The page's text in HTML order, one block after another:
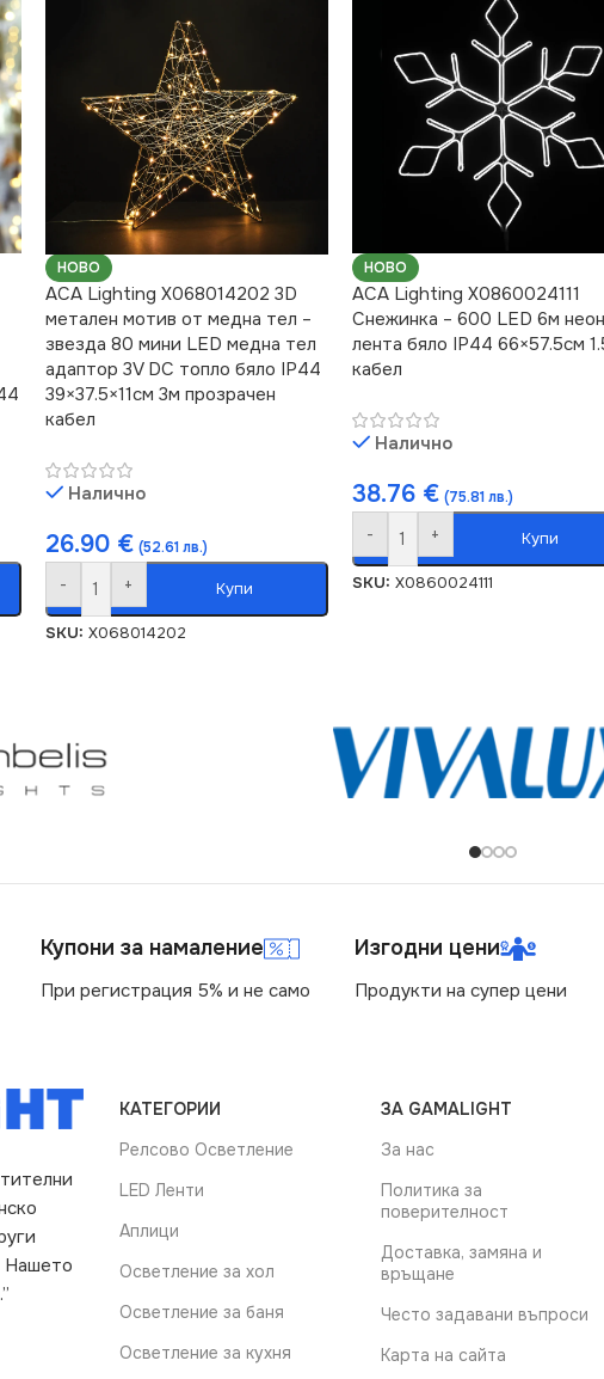
НОВО
ACA Lighting X068014202 3D
метален мотив от медна тел –
звезда 80 мини LED медна тел
адаптор 3V DC топло бяло IP44
39×37.5×11см 3м прозрачен
кабел
Налично
26.90 € (52.61 лв.)
- + Купи
SKU: X068014202
НОВО
ACA Lighting X0860024111
Снежинка – 600 LED 6м неон
лента бяло IP44 66×57.5см
кабел
Налично
38.76 € (75.81 лв.)
- + Купи
SKU: X0860024111
Купони за намаление
При регистрация 5% и не само
Изгодни цени
Продукти на супер цени
Нашето
КАТЕГОРИИ
Релсово Осветление
LED Ленти
Аплици
Осветление за хол
Осветление за баня
Осветление за кухня
ЗА GAMALIGHT
За нас
Политика за
поверителност
Доставка, замяна и
връщане
Често задавани въпроси
Карта на сайта